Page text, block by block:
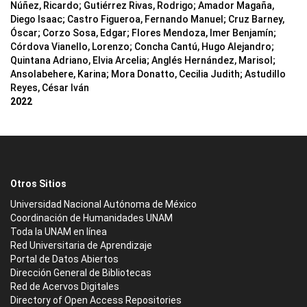
Núñez, Ricardo; Gutiérrez Rivas, Rodrigo; Amador Magaña,
Diego Isaac; Castro Figueroa, Fernando Manuel ; Cruz Barney,
Óscar; Corzo Sosa, Edgar; Flores Mendoza, Imer Benjamín;
Córdova Vianello, Lorenzo; Concha Cantú, Hugo Alejandro;
Quintana Adriano, Elvia Arcelia; Anglés Hernández, Marisol ;
Ansolabehere, Karina; Mora Donatto, Cecilia Judith; Astudillo
Reyes, César Iván
2022
Otros Sitios
Universidad Nacional Autónoma de México
Coordinación de Humanidades UNAM
Toda la UNAM en línea
Red Universitaria de Aprendizaje
Portal de Datos Abiertos
Dirección General de Bibliotecas
Red de Acervos Digitales
Directory of Open Access Repositories